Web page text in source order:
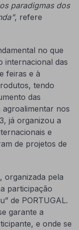
paradigmas dos
, refere
no que
internacional das
feiras e à
tendo
das
nos
já organizou a
e
de projetos de
organizada pela
participação
de PORTUGAL.
garante a
e onde se